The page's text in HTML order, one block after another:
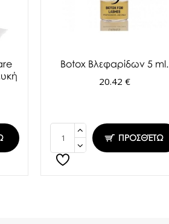
Botox Βλεφαρίδων 5 ml.
20.42 €
ΠΡΟΣΘΈΤΩ